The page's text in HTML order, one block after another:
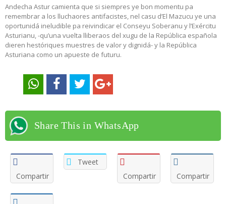
Andecha Astur camienta que si siempres ye bon momentu pa
remembrar a los lluchaores antifacistes, nel casu d’El Mazucu ye una
oportunidá ineludible pa reivindicar el Conseyu Soberanu y l’Exércitu
Asturianu, -qu’una vuelta lliberaos del xugu de la República española
dieren hestóriques muestres de valor y dignidá- y la República
Asturiana como un apueste de futuru.
Share This in WhatsApp
Compartir
Tweet
Compartir
Compartir